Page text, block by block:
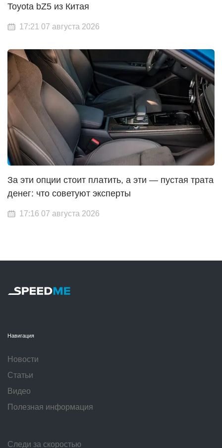
Toyota bZ5 из Китая
17:21 07 августа 2026
За эти опции стоит платить, а эти — пустая трата
денег: что советуют эксперты
17:16 07 августа 2026
Навигация
Новости
Статьи
Видео
Полезная информация
Следи за скоростью